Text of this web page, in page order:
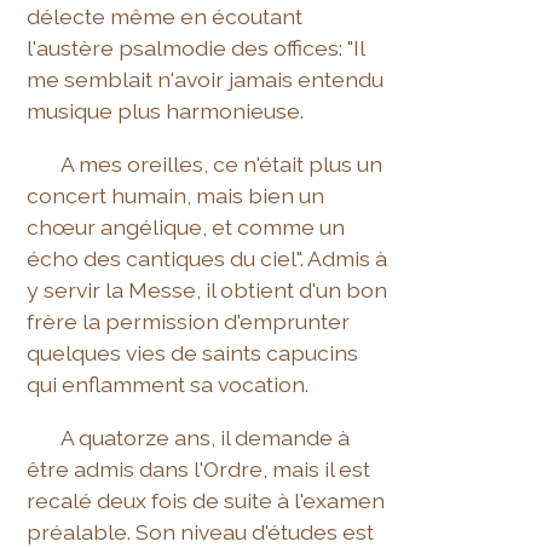
délecte même en écoutant
l'austère psalmodie des offices: "Il
me semblait n'avoir jamais entendu
musique plus harmonieuse.
A mes oreilles, ce n'était plus un
concert humain, mais bien un
chœur angélique, et comme un
écho des cantiques du ciel". Admis à
y servir la Messe, il obtient d'un bon
frère la permission d'emprunter
quelques vies de saints capucins
qui enflamment sa vocation.
A quatorze ans, il demande à
être admis dans l'Ordre, mais il est
recalé deux fois de suite à l'examen
préalable. Son niveau d'études est